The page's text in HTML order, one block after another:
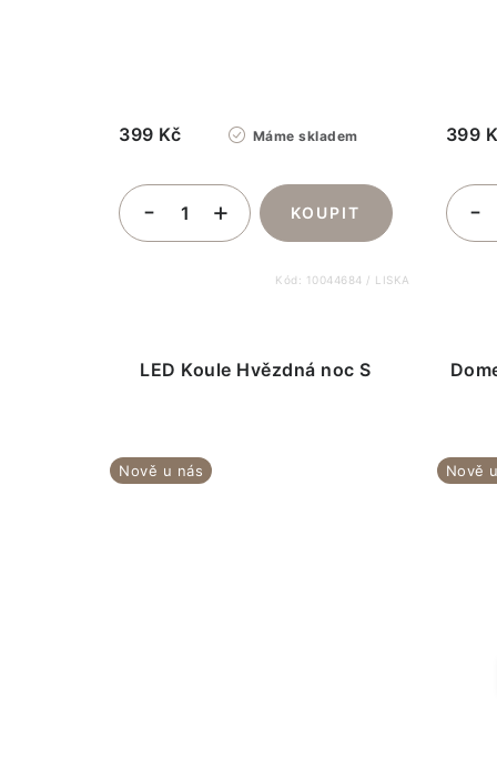
Máme skladem
399 Kč
Kód: 10044684 / LISKA
399
LED Koule Hvězdná noc S
Nově u nás Nově